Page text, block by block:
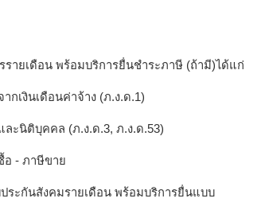
ายเดือน พร้อมบริการยื่นชำระภาษี (ถ้ามี)ได้แก่
เงินเดือนค่าจ้าง (ภ.ง.ด.1)
ะนิติบุคคล (ภ.ง.ด.3, ภ.ง.ด.53)
อ - ภาษีขาย
ระกันสังคมรายเดือน พร้อมบริการยื่นแบบ